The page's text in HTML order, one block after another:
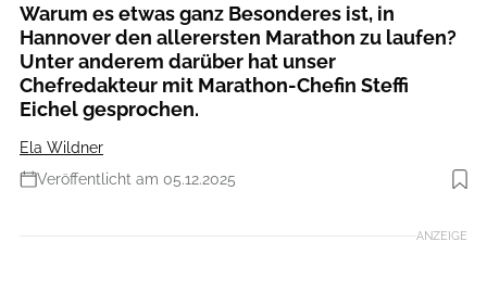
Warum es etwas ganz Besonderes ist, in
Hannover den allerersten Marathon zu laufen?
Unter anderem darüber hat unser
Chefredakteur mit Marathon-Chefin Steffi
Eichel gesprochen.
Ela Wildner
Veröffentlicht am 05.12.2025
Foto: Norbert Wilhelmi
ANZEIGE